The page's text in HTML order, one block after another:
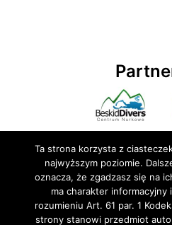
© 2020 BluEmu sp. z o.o.
Ta strona korzysta z
najwyższym poziomie.
oznacza, że zgadzasz się na
ma charakter
rozumieniu Art. 61 par. 1
strony stanowi przedmiot